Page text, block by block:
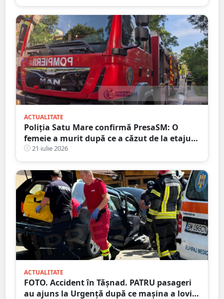
ACTUALITATE
Poliția Satu Mare confirmă PresaSM: O
femeie a murit după ce a căzut de la etajul
al IV-lea al unui bloc
21 iulie 2026
ACTUALITATE
FOTO. Accident în Tășnad. PATRU pasageri
au ajuns la Urgență după ce mașina a lovit